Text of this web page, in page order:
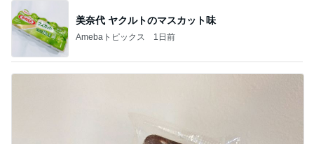
美奈代 ヤクルトのマスカット味
Amebaトピックス 1日前